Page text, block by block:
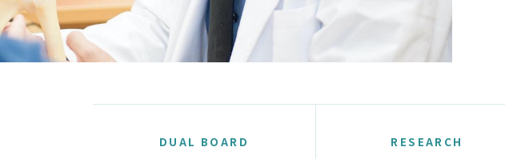
DUAL BOARD RESEARCH